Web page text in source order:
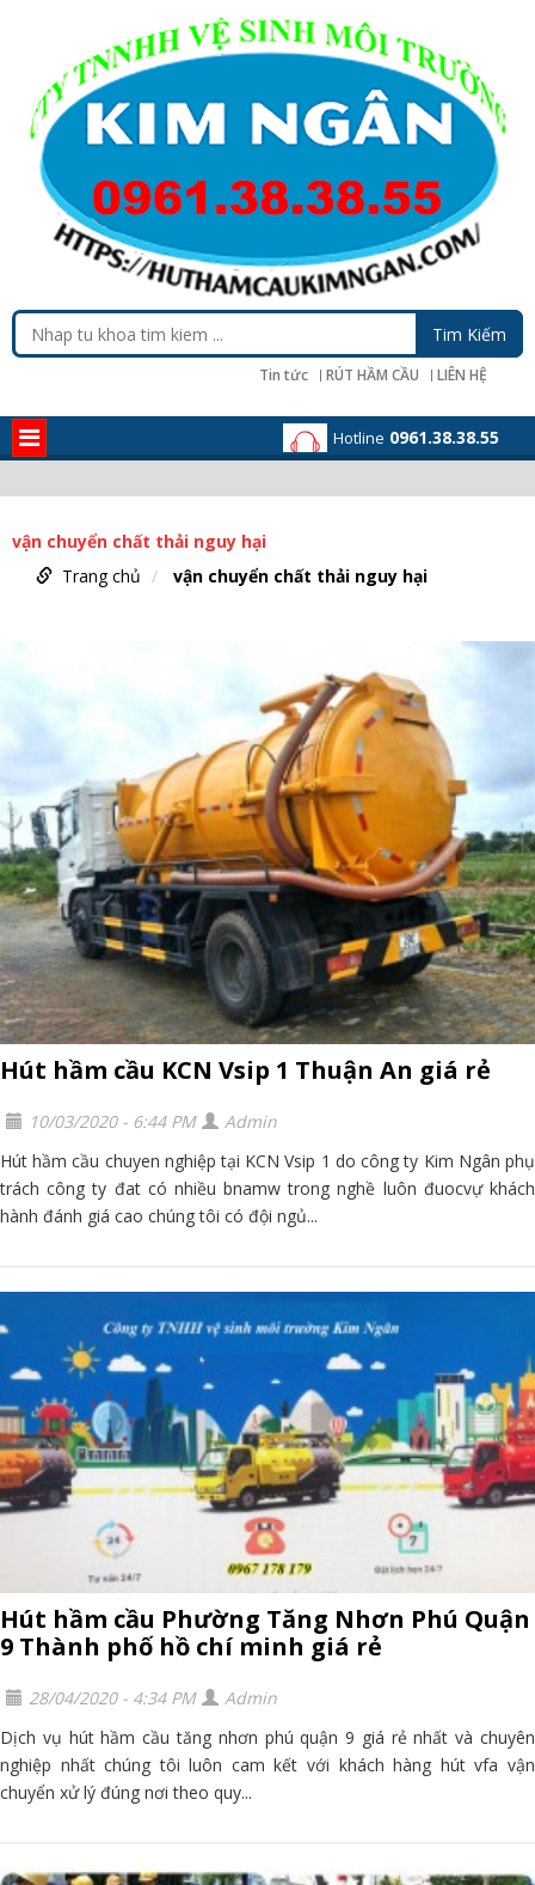
Tin tức RÚT HẦM CẦU LIÊN HỆ
Hotline 0961.38.38.55
vận chuyển chất thải nguy hại
Trang chủ
vận chuyển chất thải nguy hại
Hút hầm cầu KCN Vsip 1 Thuận An giá rẻ
10/03/2020 - 6:44 PM
Admin
Hút hầm cầu chuyen nghiệp tại KCN Vsip 1 do công ty Kim Ngân phụ
trách công ty đat có nhiều bnamw trong nghề luôn đuocvự khách
hành đánh giá cao chúng tôi có đội ngủ...
Hút hầm cầu Phường Tăng Nhơn Phú Quận
9 Thành phố hồ chí minh giá rẻ
28/04/2020 - 4:34 PM
Admin
Dịch vụ hút hầm cầu tăng nhơn phú quận 9 giá rẻ nhất và chuyên
nghiệp nhất chúng tôi luôn cam kết với khách hàng hút vfa vận
chuyển xử lý đúng nơi theo quy...